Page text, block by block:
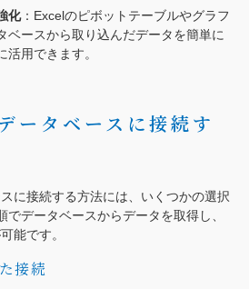
化：Excelのピボットテーブルやグラフ
ベースから取り込んだデータを簡単に
用できます。
ータベースに接続す
に接続する方法には、いくつかの選択
データベースからデータを取得し、
能です。
接続